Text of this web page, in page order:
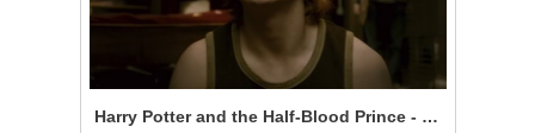
Harry Potter and the Half-Blood Prince - In Love With